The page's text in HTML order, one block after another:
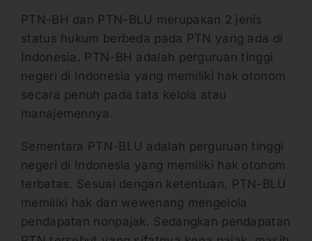
PTN-BH dan PTN-BLU merupakan 2 jenis
status hukum berbeda pada PTN yang ada di
Indonesia. PTN-BH adalah perguruan tinggi
negeri di Indonesia yang memiliki hak otonom
secara penuh pada tata kelola atau
manajemennya.
Sementara PTN-BLU adalah perguruan tinggi
negeri di Indonesia yang memiliki hak otonom
terbatas. Sesuai dengan ketentuan, PTN-BLU
memiliki hak dan wewenang mengelola
pendapatan nonpajak. Sedangkan pendapatan